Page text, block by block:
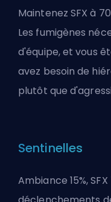
Maintenez SFX à
Les fumigènes
d'équipe, et vous
avez besoin de
plutôt que
Sentinelles
Ambiance 15%,